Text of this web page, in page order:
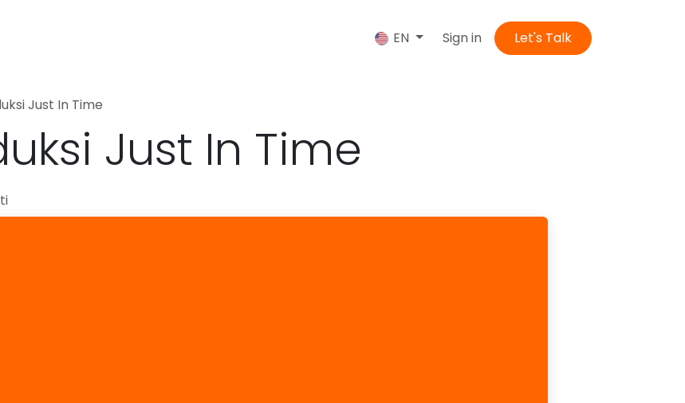
EN Sign in Let's Talk
Just In Time
Just In Time